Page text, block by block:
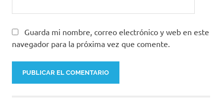
Guarda mi nombre, correo electrónico y web en este
navegador para la próxima vez que comente.